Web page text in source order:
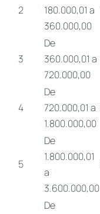
2
180.000,01 a
360.000,00
3
De
360.000,01 a
720.000,00
4
De
720.000,01 a
1.800.000,00
5
De
1.800.000,01
a
3.600.000,00
De